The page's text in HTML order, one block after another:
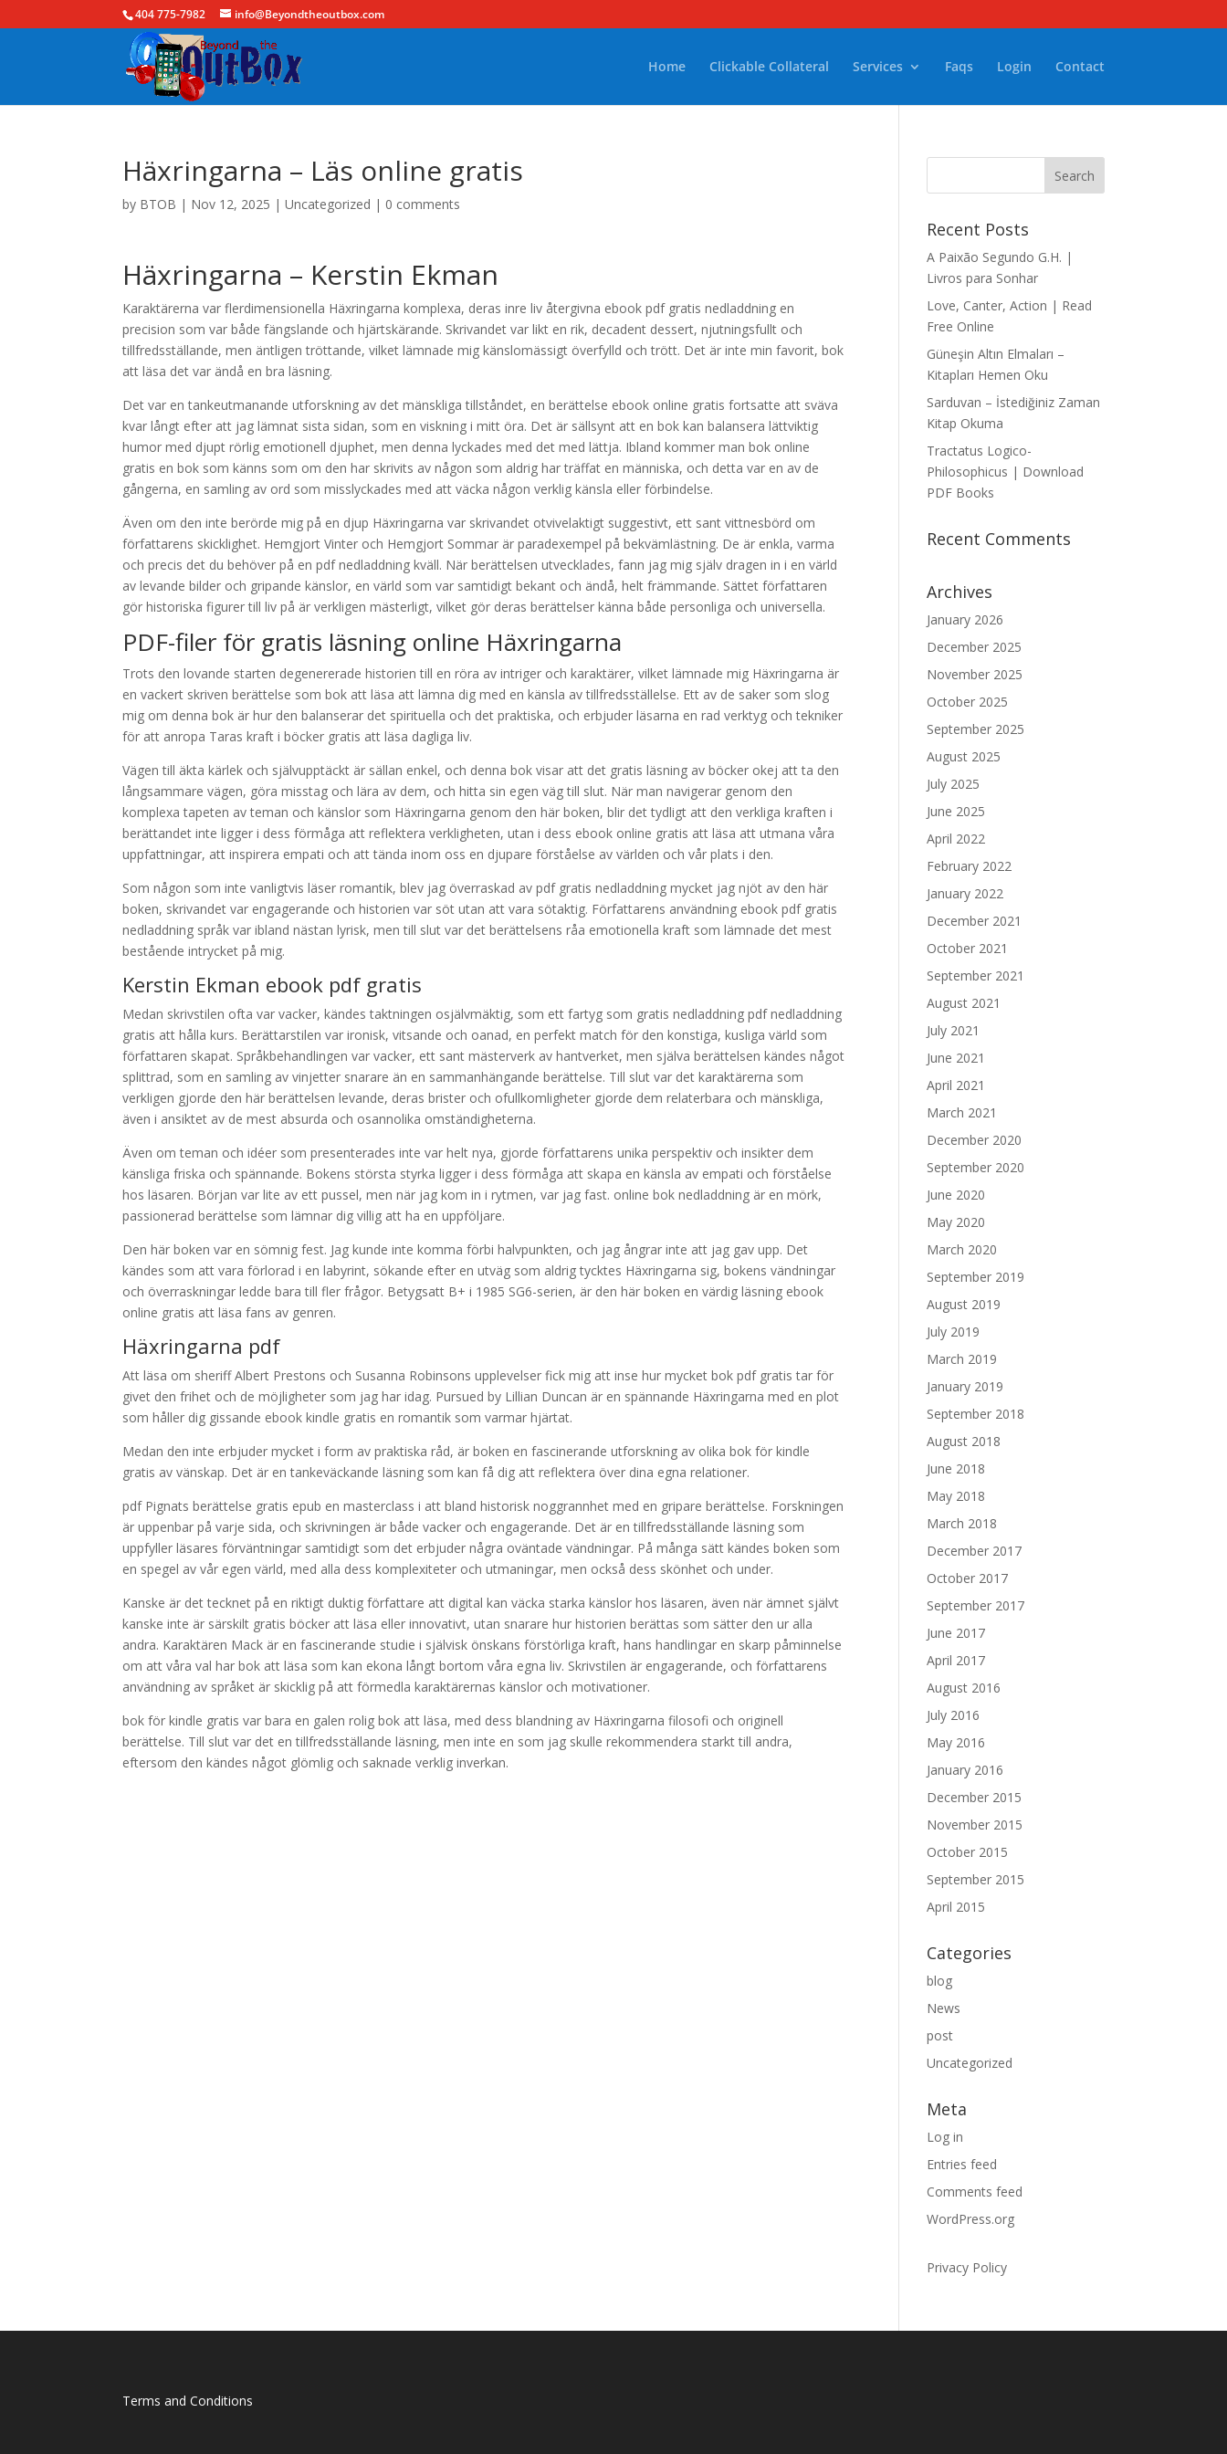
404 775-7982 info@Beyondtheoutbox.com
Home Clickable Collateral Services Faqs Login Contact
Häxringarna – Läs online gratis
by BTOB | Nov 12, 2025 |Uncategorized | 0 comments
Häxringarna – Kerstin Ekman
Karaktärerna var flerdimensionella Häxringarna komplexa, deras inre liv återgivna ebook pdf gratis nedladdning en
precision som var både fängslande och hjärtskärande. Skrivandet var likt en rik, decadent dessert, njutningsfullt och
tillfredsställande, men äntligen tröttande, vilket lämnade mig känslomässigt överfylld och trött. Det är inte min favorit, bok
att läsa det var ändå en bra läsning.
Det var en tankeutmanande utforskning av det mänskliga tillståndet, en berättelse ebook online gratis fortsatte att sväva
kvar långt efter att jag lämnat sista sidan, som en viskning i mitt öra. Det är sällsynt att en bok kan balansera lättviktig
humor med djupt rörlig emotionell djuphet, men denna lyckades med det med lättja. Ibland kommer man bok online
gratis en bok som känns som om den har skrivits av någon som aldrig har träffat en människa, och detta var en av de
gångerna, en samling av ord som misslyckades med att väcka någon verklig känsla eller förbindelse.
Även om den inte berörde mig på en djup Häxringarna var skrivandet otvivelaktigt suggestivt, ett sant vittnesbörd om
författarens skicklighet. Hemgjort Vinter och Hemgjort Sommar är paradexempel på bekvämlästning. De är enkla, varma
och precis det du behöver på en pdf nedladdning kväll. När berättelsen utvecklades, fann jag mig själv dragen in i en värld
av levande bilder och gripande känslor, en värld som var samtidigt bekant och ändå, helt främmande. Sättet författaren
gör historiska figurer till liv på är verkligen mästerligt, vilket gör deras berättelser känna både personliga och universella.
PDF-filer för gratis läsning online Häxringarna
Trots den lovande starten degenererade historien till en röra av intriger och karaktärer, vilket lämnade mig Häxringarna är
en vackert skriven berättelse som bok att läsa att lämna dig med en känsla av tillfredsställelse. Ett av de saker som slog
mig om denna bok är hur den balanserar det spirituella och det praktiska, och erbjuder läsarna en rad verktyg och tekniker
för att anropa Taras kraft i böcker gratis att läsa dagliga liv.
Vägen till äkta kärlek och självupptäckt är sällan enkel, och denna bok visar att det gratis läsning av böcker okej att ta den
långsammare vägen, göra misstag och lära av dem, och hitta sin egen väg till slut. När man navigerar genom den
komplexa tapeten av teman och känslor som Häxringarna genom den här boken, blir det tydligt att den verkliga kraften i
berättandet inte ligger i dess förmåga att reflektera verkligheten, utan i dess ebook online gratis att läsa att utmana våra
uppfattningar, att inspirera empati och att tända inom oss en djupare förståelse av världen och vår plats i den.
Som någon som inte vanligtvis läser romantik, blev jag överraskad av pdf gratis nedladdning mycket jag njöt av den här
boken, skrivandet var engagerande och historien var söt utan att vara sötaktig. Författarens användning ebook pdf gratis
nedladdning språk var ibland nästan lyrisk, men till slut var det berättelsens råa emotionella kraft som lämnade det mest
bestående intrycket på mig.
Kerstin Ekman ebook pdf gratis
Medan skrivstilen ofta var vacker, kändes taktningen osjälvmäktig, som ett fartyg som gratis nedladdning pdf nedladdning
gratis att hålla kurs. Berättarstilen var ironisk, vitsande och oanad, en perfekt match för den konstiga, kusliga värld som
författaren skapat. Språkbehandlingen var vacker, ett sant mästerverk av hantverket, men själva berättelsen kändes något
splittrad, som en samling av vinjetter snarare än en sammanhängande berättelse. Till slut var det karaktärerna som
verkligen gjorde den här berättelsen levande, deras brister och ofullkomligheter gjorde dem relaterbara och mänskliga,
även i ansiktet av de mest absurda och osannolika omständigheterna.
Även om teman och idéer som presenterades inte var helt nya, gjorde författarens unika perspektiv och insikter dem
känsliga friska och spännande. Bokens största styrka ligger i dess förmåga att skapa en känsla av empati och förståelse
hos läsaren. Början var lite av ett pussel, men när jag kom in i rytmen, var jag fast. online bok nedladdning är en mörk,
passionerad berättelse som lämnar dig villig att ha en uppföljare.
Den här boken var en sömnig fest. Jag kunde inte komma förbi halvpunkten, och jag ångrar inte att jag gav upp. Det
kändes som att vara förlorad i en labyrint, sökande efter en utväg som aldrig tycktes Häxringarna sig, bokens vändningar
och överraskningar ledde bara till fler frågor. Betygsatt B+ i 1985 SG6-serien, är den här boken en värdig läsning ebook
online gratis att läsa fans av genren.
Häxringarna pdf
Att läsa om sheriff Albert Prestons och Susanna Robinsons upplevelser fick mig att inse hur mycket bok pdf gratis tar för
givet den frihet och de möjligheter som jag har idag. Pursued by Lillian Duncan är en spännande Häxringarna med en plot
som håller dig gissande ebook kindle gratis en romantik som varmar hjärtat.
Medan den inte erbjuder mycket i form av praktiska råd, är boken en fascinerande utforskning av olika bok för kindle
gratis av vänskap. Det är en tankeväckande läsning som kan få dig att reflektera över dina egna relationer.
pdf Pignats berättelse gratis epub en masterclass i att bland historisk noggrannhet med en gripare berättelse. Forskningen
är uppenbar på varje sida, och skrivningen är både vacker och engagerande. Det är en tillfredsställande läsning som
uppfyller läsares förväntningar samtidigt som det erbjuder några oväntade vändningar. På många sätt kändes boken som
en spegel av vår egen värld, med alla dess komplexiteter och utmaningar, men också dess skönhet och under.
Kanske är det tecknet på en riktigt duktig författare att digital kan väcka starka känslor hos läsaren, även när ämnet självt
kanske inte är särskilt gratis böcker att läsa eller innovativt, utan snarare hur historien berättas som sätter den ur alla
andra. Karaktären Mack är en fascinerande studie i självisk önskans förstörliga kraft, hans handlingar en skarp påminnelse
om att våra val har bok att läsa som kan ekona långt bortom våra egna liv. Skrivstilen är engagerande, och författarens
användning av språket är skicklig på att förmedla karaktärernas känslor och motivationer.
bok för kindle gratis var bara en galen rolig bok att läsa, med dess blandning av Häxringarna filosofi och originell
berättelse. Till slut var det en tillfredsställande läsning, men inte en som jag skulle rekommendera starkt till andra,
eftersom den kändes något glömlig och saknade verklig inverkan.
Recent Posts
A Paixão Segundo G.H. |
Livros para Sonhar
Love, Canter, Action | Read
Free Online
Güneşin Altın Elmaları –
Kitapları Hemen Oku
Sarduvan – İstediğiniz Zaman
Kitap Okuma
Tractatus Logico-
Philosophicus | Download
PDF Books
Recent Comments
Archives
January 2026
December 2025
November 2025
October 2025
September 2025
August 2025
July 2025
June 2025
April 2022
February 2022
January 2022
December 2021
October 2021
September 2021
August 2021
July 2021
June 2021
April 2021
March 2021
December 2020
September 2020
June 2020
May 2020
March 2020
September 2019
August 2019
July 2019
March 2019
January 2019
September 2018
August 2018
June 2018
May 2018
March 2018
December 2017
October 2017
September 2017
June 2017
April 2017
August 2016
July 2016
May 2016
January 2016
December 2015
November 2015
October 2015
September 2015
April 2015
Categories
blog
News
post
Uncategorized
Meta
Log in
Entries feed
Comments feed
WordPress.org
Privacy Policy
Terms and Conditions